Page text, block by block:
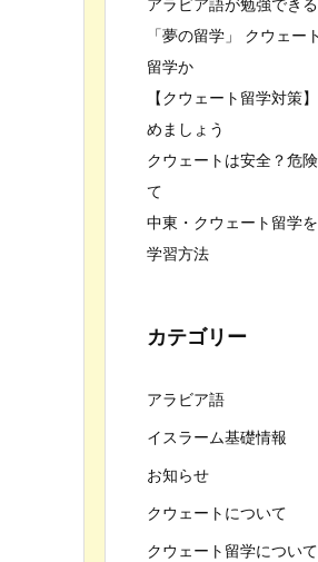
「夢の留学」 クウェー
留学か
【クウェート留学対策
めましょう
クウェートは安全？危
て
中東・クウェート留学
学習方法
カテゴリー
アラビア語
イスラーム基礎情報
お知らせ
クウェートについて
クウェート留学について